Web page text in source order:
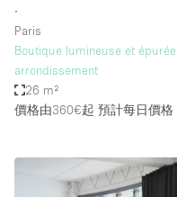
∙
Paris
Boutique lumineuse et
arrondissement
26 m²
價格由360€起 預計每日價格